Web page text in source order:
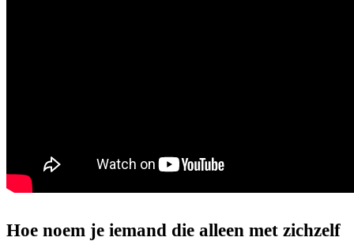
Hoe noem je iemand die alleen met zichzelf